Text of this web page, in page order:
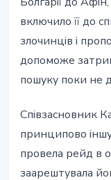
включило її до
злочинців і
допоможе
пошуку поки не
Співзасновник
принципово
провела рейд в
заарештувала